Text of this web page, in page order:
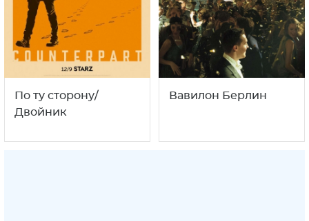
По ту сторону/
Двойник
Вавилон Берлин